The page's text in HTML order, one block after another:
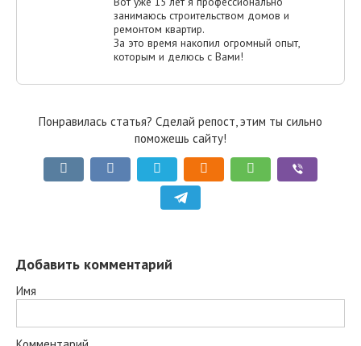
занимаюсь строительством домов и
ремонтом квартир.
За это время накопил огромный опыт,
которым и делюсь с Вами!
Понравилась статья? Сделай репост, этим ты сильно
поможешь сайту!
Добавить комментарий
Имя